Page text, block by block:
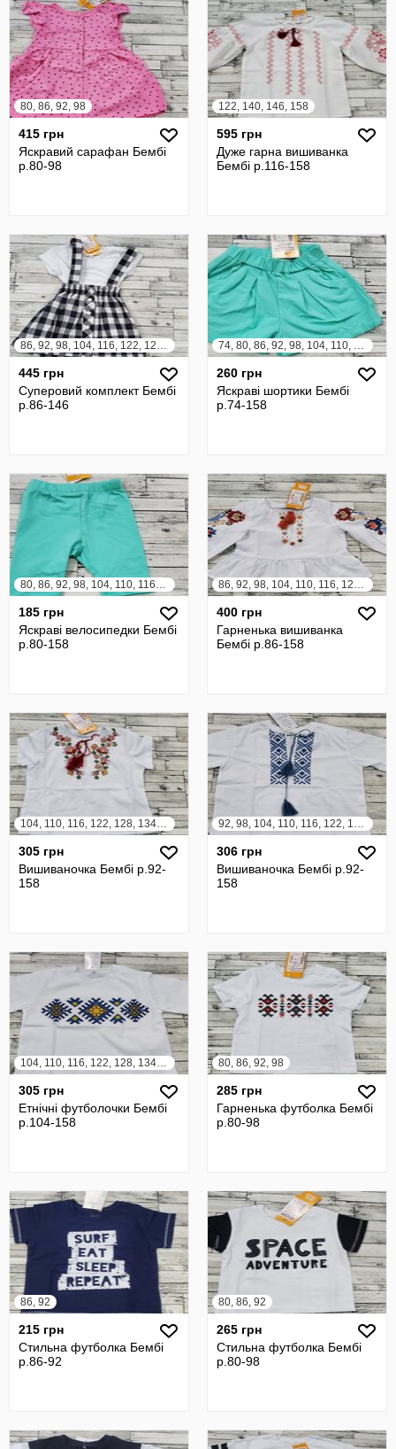
80, 86, 92, 98
415 грн
Яскравий сарафан Бембі
р.80-98
122, 140, 146, 158
595 грн
Дуже гарна вишиванка
Бембі р.116-158
86, 92, 98, 104, 116, 122, 128, 134, 140, 146
445 грн
Суперовий комплект Бембі
р.86-146
74, 80, 86, 92, 98, 104, 110, 116, 122, 128, 134, 140, 146, 152, 158
260 грн
Яскраві шортики Бембі
р.74-158
80, 86, 92, 98, 104, 110, 116, 122, 128, 134, 140, 146, 152, 158
185 грн
Яскраві велосипедки Бембі
р.80-158
86, 92, 98, 104, 110, 116, 122, 128, 134, 140, 146, 152
400 грн
Гарненька вишиванка
Бембі р.86-158
104, 110, 116, 122, 128, 134, 140, 146, 152, 158
305 грн
Вишиваночка Бембі р.92-
158
92, 98, 104, 110, 116, 122, 128, 134, 140, 146, 152, 158
306 грн
Вишиваночка Бембі р.92-
158
104, 110, 116, 122, 128, 134, 140, 146, 152, 158
305 грн
Етнічні футболочки Бембі
р.104-158
80, 86, 92, 98
285 грн
Гарненька футболка Бембі
р.80-98
86, 92
215 грн
Стильна футболка Бембі
р.86-92
80, 86, 92
265 грн
Стильна футболка Бембі
р.80-98